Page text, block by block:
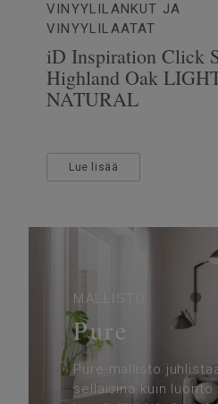
VINYYLILANKUT JA
VINYYLILAATAT
iD Inspiration Click
Highland Oak
NATURAL
Lue lisää
MALLISTO
Pure
Pure-mallisto
sellaisina kuin luonto